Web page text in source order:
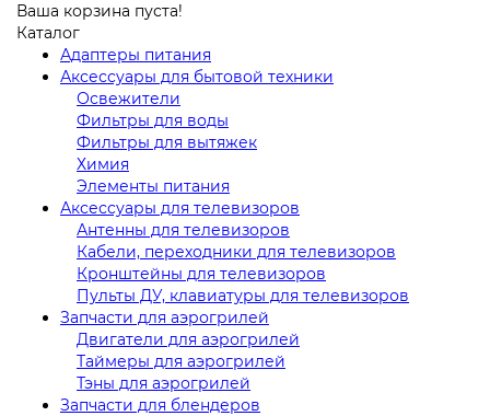
Ваша корзина пуста!
Каталог
Адаптеры питания
Аксессуары для бытовой техники
Освежители
Фильтры для воды
Фильтры для вытяжек
Химия
Элементы питания
Аксессуары для телевизоров
Антенны для телевизоров
Кабели, переходники для телевизоров
Кронштейны для телевизоров
Пульты ДУ, клавиатуры для телевизоров
Запчасти для аэрогрилей
Двигатели для аэрогрилей
Таймеры для аэрогрилей
Тэны для аэрогрилей
Запчасти для блендеров